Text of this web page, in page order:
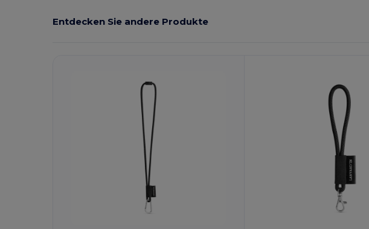
Entdecken Sie andere Produkte